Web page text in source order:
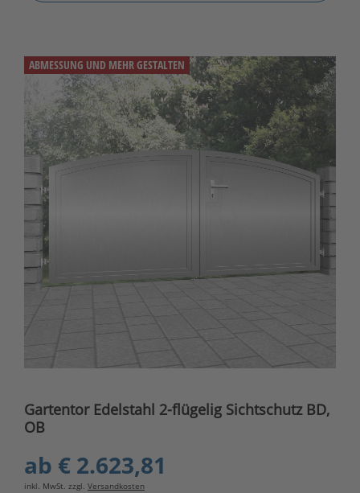
ABMESSUNG UND MEHR GESTALTEN
Gartentor Edelstahl 2-flügelig Sichtschutz BD,
OB
ab € 2.623,81
inkl. MwSt. zzgl. Versandkosten